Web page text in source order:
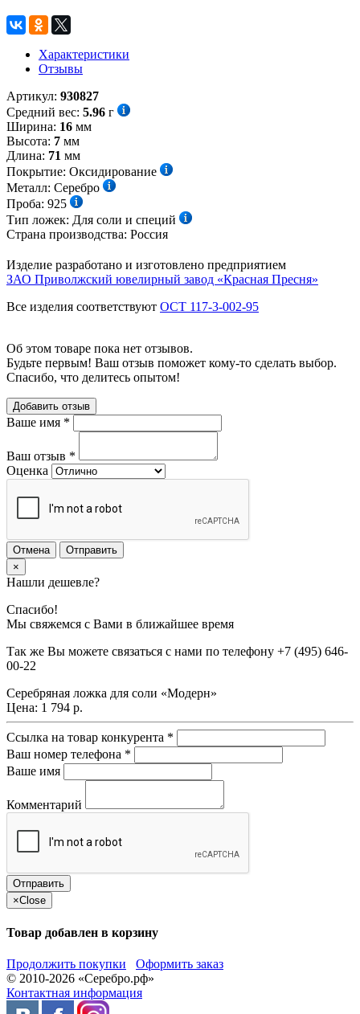
Характеристики
Отзывы
Артикул: 930827
Средний вес: 5.96 г
Ширина: 16 мм
Высота: 7 мм
Длина: 71 мм
Покрытие: Оксидирование
Металл: Серебро
Проба: 925
Тип ложек: Для соли и специй
Страна производства: Россия
Изделие разработано и изготовлено предприятием
ЗАО Приволжский ювелирный завод «Красная Пресня»
Все изделия соответствуют ОСТ 117-3-002-95
Об этом товаре пока нет отзывов.
Будьте первым! Ваш отзыв поможет кому-то сделать выбор.
Спасибо, что делитесь опытом!
Добавить отзыв
Ваше имя *
Ваш отзыв *
Оценка
Отмена
Отправить
×
Нашли дешевле?
Спасибо!
Мы свяжемся с Вами в ближайшее время
Так же Вы можете связаться с нами по телефону +7 (495) 646-
00-22
Серебряная ложка для соли «Модерн»
Цена: 1 794 р.
Ссылка на товар конкурента *
Ваш номер телефона *
Ваше имя
Комментарий
×Close
Товар добавлен в корзину
Продолжить покупки
Оформить заказ
© 2010-2026 «Серебро.рф»
Контактная информация